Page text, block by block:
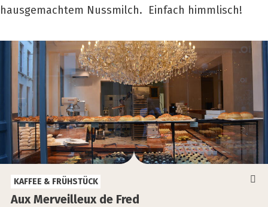
hausgemachtem Nussmilch. Einfach himmlisch!
Aux Mer­veil­leux de Fred
KAFFEE & FRÜHSTÜCK